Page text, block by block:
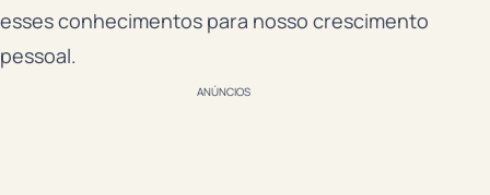
esses conhecimentos para nosso crescimento
pessoal.
ANÚNCIOS